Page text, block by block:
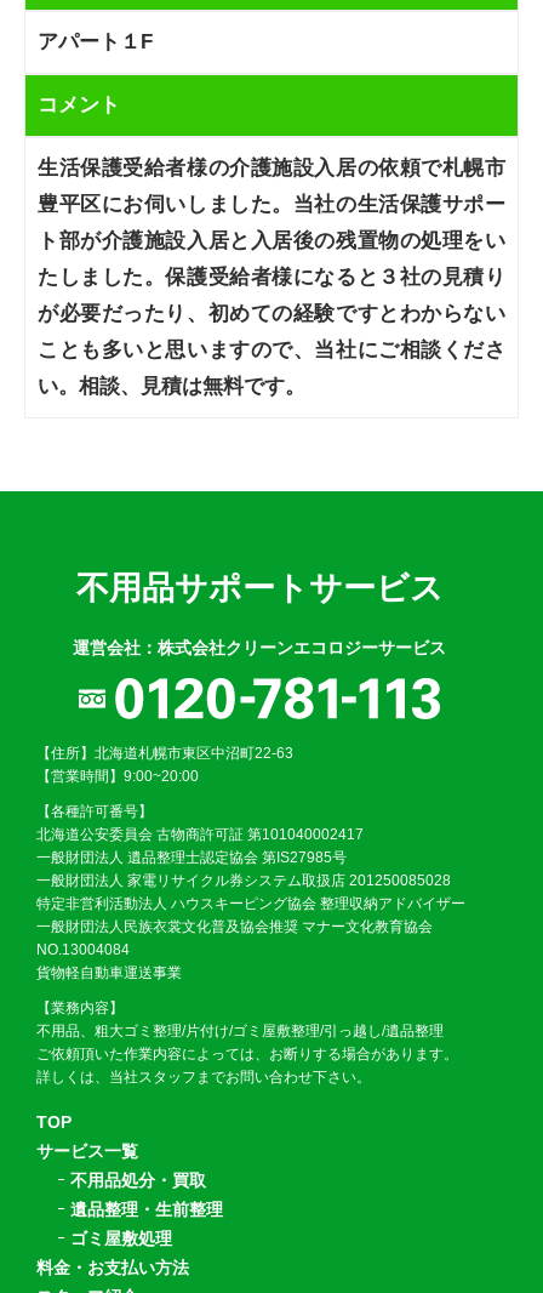
アパート１F
コメント
生活保護受給者様の介護施設入居の依頼で札幌市
豊平区にお伺いしました。当社の生活保護サポー
ト部が介護施設入居と入居後の残置物の処理をい
たしました。保護受給者様になると３社の見積り
が必要だったり、初めての経験ですとわからない
ことも多いと思いますので、当社にご相談くださ
い。相談、見積は無料です。
不用品サポートサービス
運営会社：株式会社クリーンエコロジーサービス
【住所】北海道札幌市東区中沼町22-63
【営業時間】9:00~20:00
【各種許可番号】
北海道公安委員会 古物商許可証 第101040002417
一般財団法人 遺品整理士認定協会 第IS27985号
一般財団法人 家電リサイクル券システム取扱店 201250085028
特定非営利活動法人 ハウスキーピング協会 整理収納アドバイザー
一般財団法人民族衣裳文化普及協会推奨 マナー文化教育協会
NO.13004084
貨物軽自動車運送事業
【業務内容】
不用品、粗大ゴミ整理/片付け/ゴミ屋敷整理/引っ越し/遺品整理
ご依頼頂いた作業内容によっては、お断りする場合があります。
詳しくは、当社スタッフまでお問い合わせ下さい。
TOP
サービス一覧
不用品処分・買取
遺品整理・生前整理
ゴミ屋敷処理
料金・お支払い方法